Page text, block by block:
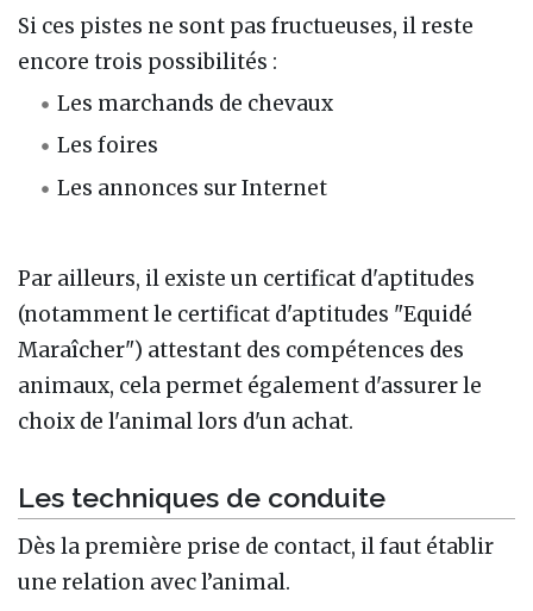
Si ces pistes ne sont pas fructueuses, il reste
encore trois possibilités :
Les marchands de chevaux
Les foires
Les annonces sur Internet
Par ailleurs, il existe un certificat d'aptitudes
(notamment le certificat d'aptitudes "Equidé
Maraîcher") attestant des compétences des
animaux, cela permet également d'assurer le
choix de l'animal lors d'un achat.
Les techniques de conduite
Dès la première prise de contact, il faut établir
une relation avec l’animal.